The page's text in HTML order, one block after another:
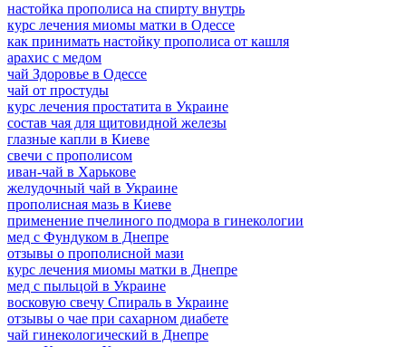
настойка прополиса на спирту внутрь
курс лечения миомы матки в Одессе
как принимать настойку прополиса от кашля
арахис с медом
чай Здоровье в Одессе
чай от простуды
курс лечения простатита в Украине
состав чая для щитовидной железы
глазные капли в Киеве
свечи с прополисом
иван-чай в Харькове
желудочный чай в Украине
прополисная мазь в Киеве
применение пчелиного подмора в гинекологии
мед с Фундуком в Днепре
отзывы о прополисной мази
курс лечения миомы матки в Днепре
мед с пыльцой в Украине
восковую свечу Спираль в Украине
отзывы о чае при сахарном диабете
чай гинекологический в Днепре